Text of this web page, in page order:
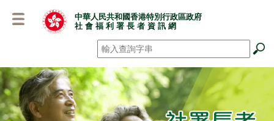
容
中華人民共和國香港特別行政區政府
社 會 福 利 署 長 者 資 訊 網
搜尋 *